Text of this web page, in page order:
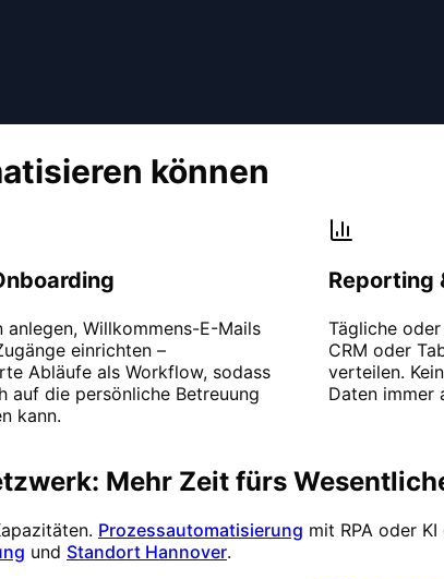
können
anlegen, Willkommens-E-Mails
einrichten –
Abläufe als Workflow, sodass
auf die persönliche Betreuung
kann.
Reporting
Tägliche
CRM oder
verteilen.
Daten immer
Mehr Zeit fürs
Prozessautomatisierung mit RPA oder
und Standort Hannover.